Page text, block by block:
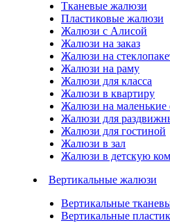
Тканевые жалюзи
Пластиковые жалюзи
Жалюзи с Алисой
Жалюзи на заказ
Жалюзи на
Жалюзи на раму
Жалюзи для класса
Жалюзи в квартиру
Жалюзи на маленькие
Жалюзи для
Жалюзи для гостиной
Жалюзи в зал
Жалюзи в детскую
Вертикальные жалюзи
Вертикальные
Вертикальные